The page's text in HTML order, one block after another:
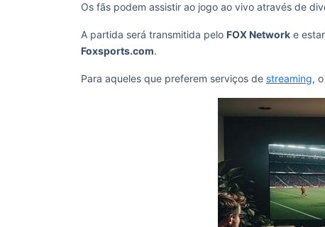
Os fãs podem assistir ao jogo ao vivo através de
A partida será transmitida pelo FOX Network e
Foxsports.com.
Para aqueles que preferem serviços de streaming, o